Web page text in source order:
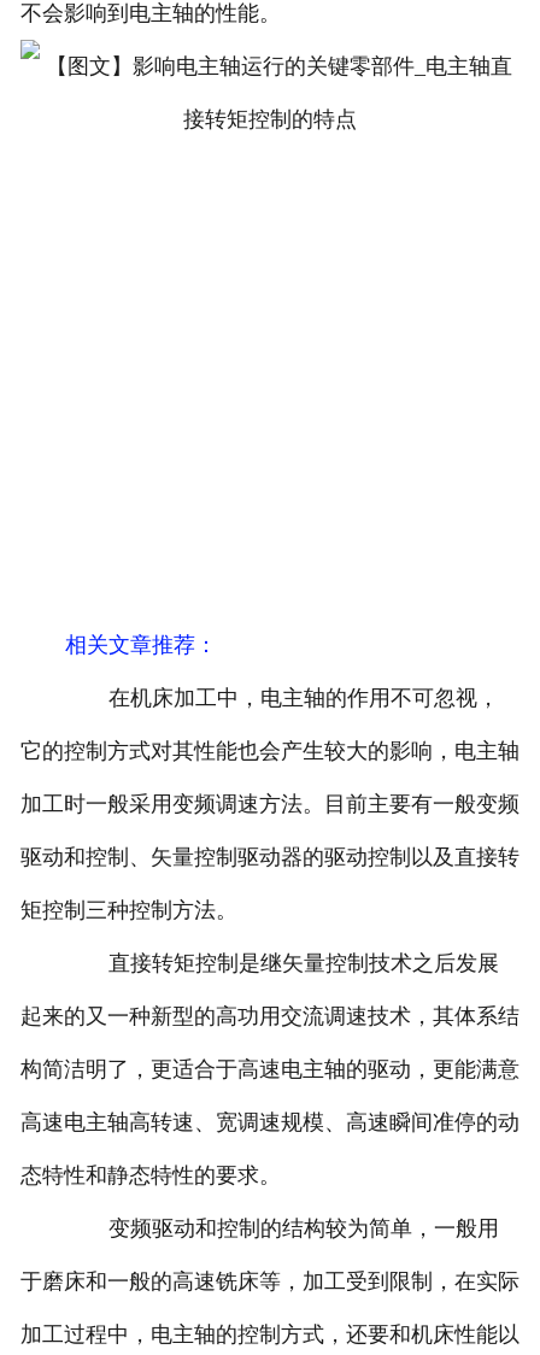
不会影响到电主轴的性能。
相关文章推荐：
在机床加工中，电主轴的作用不可忽视，
它的控制方式对其性能也会产生较大的影响，电主轴
加工时一般采用变频调速方法。目前主要有一般变频
驱动和控制、矢量控制驱动器的驱动控制以及直接转
矩控制三种控制方法。
直接转矩控制是继矢量控制技术之后发展
起来的又一种新型的高功用交流调速技术，其体系结
构简洁明了，更适合于高速电主轴的驱动，更能满意
高速电主轴高转速、宽调速规模、高速瞬间准停的动
态特性和静态特性的要求。
变频驱动和控制的结构较为简单，一般用
于磨床和一般的高速铣床等，加工受到限制，在实际
加工过程中，电主轴的控制方式，还要和机床性能以